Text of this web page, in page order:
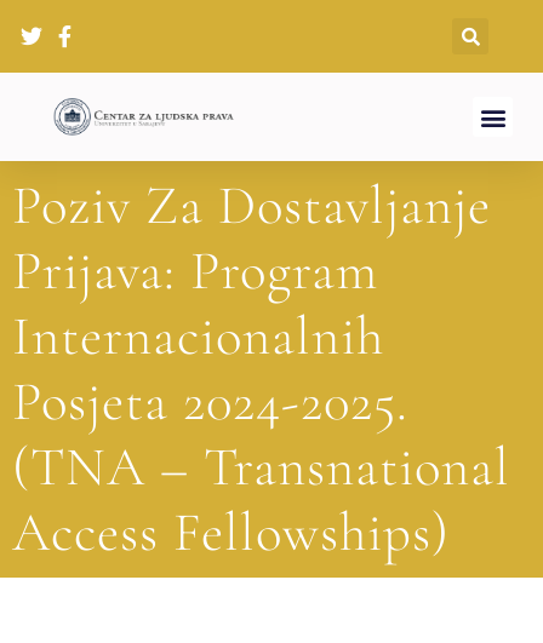
Poziv Za Dostavljanje
Prijava: Program
Internacionalnih
Posjeta 2024-2025.
(TNA – Transnational
Access Fellowships)